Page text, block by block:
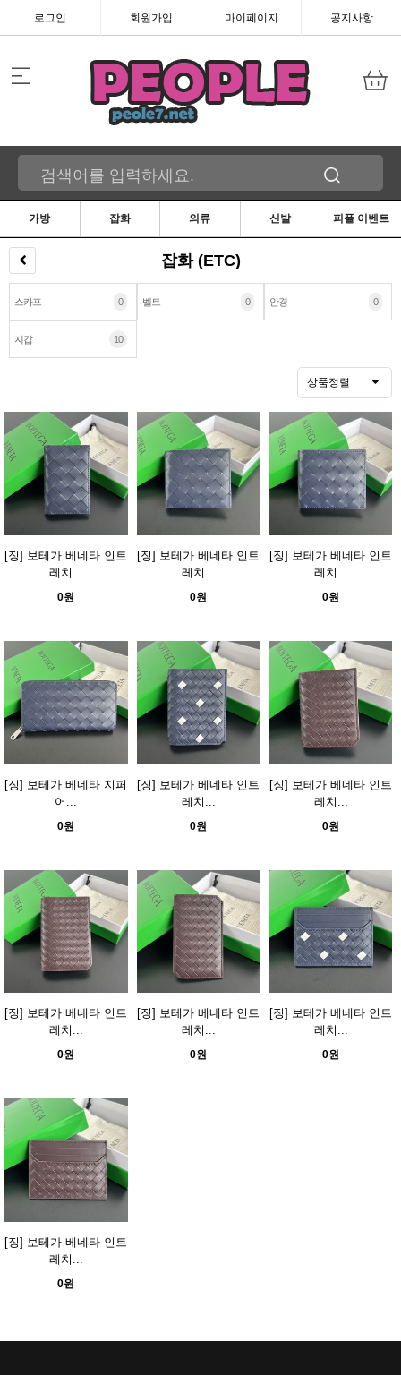
로그인 회원가입 마이페이지 공지사항
가방 잡화 의류 신발 피플 이벤트
잡화 (ETC)
스카프 0 벨트 0 안경 0
지갑 10
상품정렬
[징] 보테가 베네타 인트
레치...
0원
[징] 보테가 베네타 인트
레치...
0원
[징] 보테가 베네타 인트
레치...
0원
[징] 보테가 베네타 지퍼
어...
0원
[징] 보테가 베네타 인트
레치...
0원
[징] 보테가 베네타 인트
레치...
0원
[징] 보테가 베네타 인트
레치...
0원
[징] 보테가 베네타 인트
레치...
0원
[징] 보테가 베네타 인트
레치...
0원
[징] 보테가 베네타 인트
레치...
0원